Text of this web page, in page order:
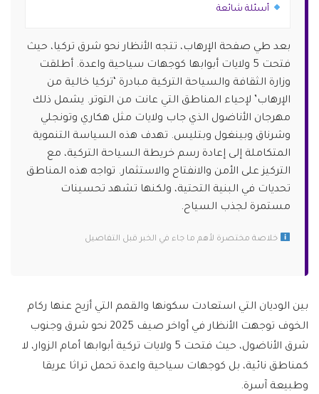
أسئلة شائعة
بعد طي صفحة الإرهاب، تتجه الأنظار نحو شرق تركيا، حيث
فتحت 5 ولايات أبوابها كوجهات سياحية واعدة. أطلقت
وزارة الثقافة والسياحة التركية مبادرة ‘تركيا خالية من
الإرهاب’ لإحياء المناطق التي عانت من التوتر. يشمل ذلك
مهرجان الأناضول الذي جاب ولايات مثل هكاري وتونجلي
وشرناق وبينغول وبتليس. تهدف هذه السياسة التنموية
المتكاملة إلى إعادة رسم خريطة السياحة التركية، مع
التركيز على الأمن والانفتاح والاستثمار. تواجه هذه المناطق
تحديات في البنية التحتية، ولكنها تشهد تحسينات
مستمرة لجذب السياح.
خلاصة مختصرة لأهم ما جاء في الخبر قبل التفاصيل
بين الوديان التي استعادت سكونها والقمم التي أزيح عنها ركام
الخوف توجهت الأنظار في أواخر صيف 2025 نحو شرق وجنوب
شرق الأناضول، حيث فتحت 5 ولايات تركية أبوابها أمام الزوار، لا
كمناطق نائية، بل كوجهات سياحية واعدة تحمل تراثا عريقا
وطبيعة آسرة.